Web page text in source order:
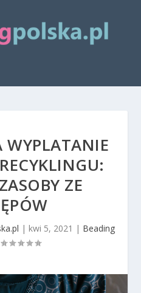
WYPLATANIE
ZE
| kwi 5, 2021 | Beading